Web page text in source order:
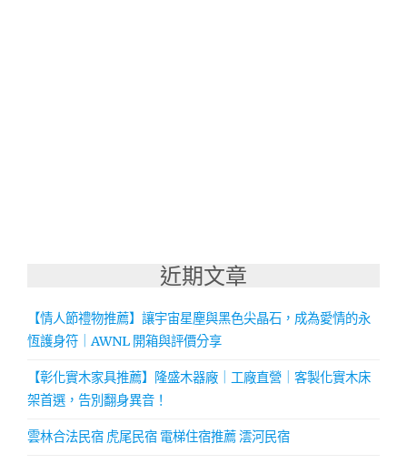
近期文章
【情人節禮物推薦】讓宇宙星塵與黑色尖晶石，成為愛情的永
恆護身符｜AWNL 開箱與評價分享
【彰化實木家具推薦】隆盛木器廠｜工廠直營｜客製化實木床
架首選，告別翻身異音！
雲林合法民宿 虎尾民宿 電梯住宿推薦 澐河民宿